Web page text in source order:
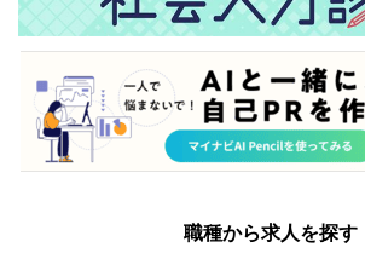
職種から求人を探す